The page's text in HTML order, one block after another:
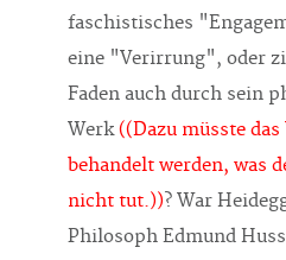
faschistisches
eine "Verirrung", oder
Faden auch durch sein
Werk((Dazu müsste
behandelt werden, was
nicht tut.))? War
Philosoph Edmund